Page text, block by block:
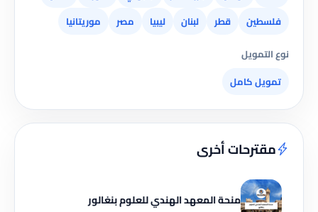
فلسطين
قطر لبنان ليبيا مصر
موريتانيا
نوع التمويل
تمويل كامل
مقترحات أخرى
منحة المعهد الهندي للعلوم بنغالور